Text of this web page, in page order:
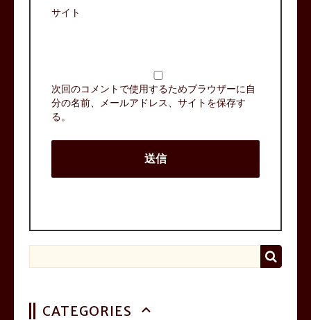
サイト
次回のコメントで使用するためブラウザーに自
分の名前、メールアドレス、サイトを保存す
る。
CATEGORIES